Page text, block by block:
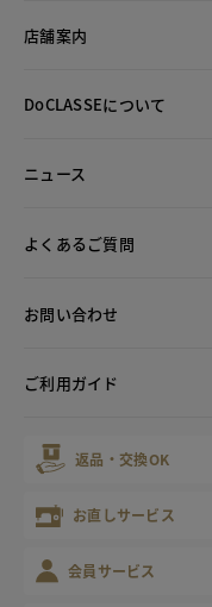
店舗案内
DoCLASSEについて
ニュース
よくあるご質問
お問い合わせ
ご利用ガイド
返品・交換OK
お直しサービス
会員サービス